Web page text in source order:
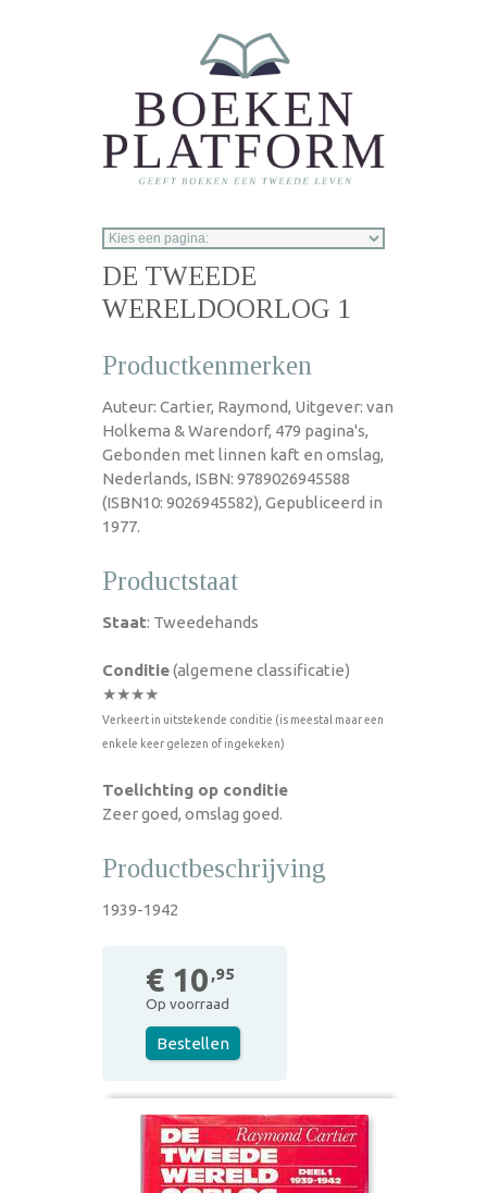
DE TWEEDE
WERELDOORLOG 1
Productkenmerken
Auteur: Cartier, Raymond, Uitgever: van
Holkema & Warendorf, 479 pagina's,
Gebonden met linnen kaft en omslag,
Nederlands, ISBN: 9789026945588
(ISBN10: 9026945582), Gepubliceerd in
1977.
Productstaat
Staat: Tweedehands
Conditie(algemene classificatie)
★★★★
Verkeert in uitstekende conditie (is meestal maar een
enkele keer gelezen of ingekeken)
Toelichting op conditie
Zeer goed, omslag goed.
Productbeschrijving
1939-1942
€ 10 ,95
Op voorraad
Bestellen